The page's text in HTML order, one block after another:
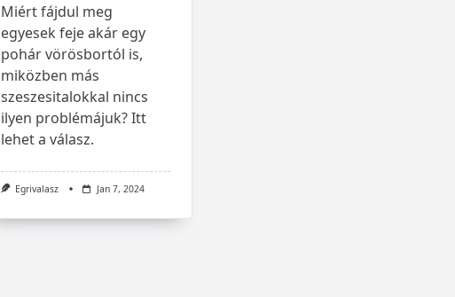
Miért fájdul meg
egyesek feje akár egy
pohár vörösbortól is,
miközben más
szeszesitalokkal nincs
ilyen problémájuk? Itt
lehet a válasz.
Egrivalasz Jan 7, 2024